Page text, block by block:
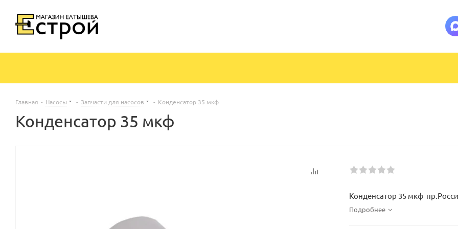
Главная - Насосы - Запчасти для насосов - Конденсатор 35 мкф
Конденсатор 35 мкф
Конденсатор 35 мкф
Подробнее